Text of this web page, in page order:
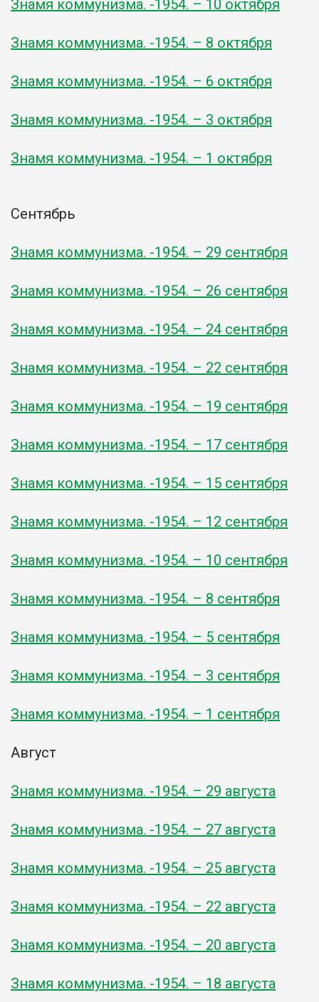
Знамя коммунизма. -1954. – 10 октября
Знамя коммунизма. -1954. – 8 октября
Знамя коммунизма. -1954. – 6 октября
Знамя коммунизма. -1954. – 3 октября
Знамя коммунизма. -1954. – 1 октября
Сентябрь
Знамя коммунизма. -1954. – 29 сентября
Знамя коммунизма. -1954. – 26 сентября
Знамя коммунизма. -1954. – 24 сентября
Знамя коммунизма. -1954. – 22 сентября
Знамя коммунизма. -1954. – 19 сентября
Знамя коммунизма. -1954. – 17 сентября
Знамя коммунизма. -1954. – 15 сентября
Знамя коммунизма. -1954. – 12 сентября
Знамя коммунизма. -1954. – 10 сентября
Знамя коммунизма. -1954. – 8 сентября
Знамя коммунизма. -1954. – 5 сентября
Знамя коммунизма. -1954. – 3 сентября
Знамя коммунизма. -1954. – 1 сентября
Август
Знамя коммунизма. -1954. – 29 августа
Знамя коммунизма. -1954. – 27 августа
Знамя коммунизма. -1954. – 25 августа
Знамя коммунизма. -1954. – 22 августа
Знамя коммунизма. -1954. – 20 августа
Знамя коммунизма. -1954. – 18 августа